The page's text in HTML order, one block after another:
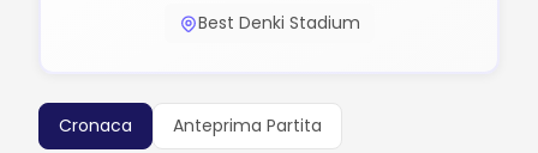
Best Denki Stadium
Cronaca
Anteprima Partita